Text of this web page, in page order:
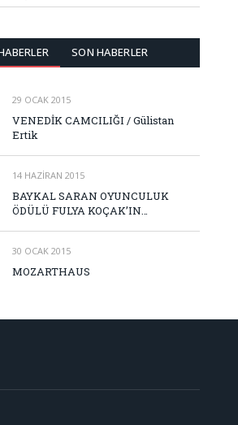
SON HABERLER
29 OCAK 2015
VENEDİK CAMCILIĞI / Gülistan
Ertik
14 HAZIRAN 2015
BAYKAL SARAN OYUNCULUK
ÖDÜLÜ FULYA KOÇAK’IN…
30 OCAK 2015
MOZARTHAUS